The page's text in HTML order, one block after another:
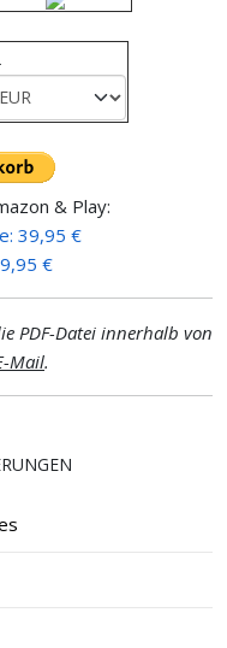
& Play:
39,95 €
€
PDF-Datei innerhalb von
Mail.